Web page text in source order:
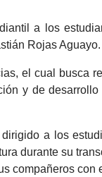
a los
Rojas Aguayo.
el cual busca
y de
a los
durante su
compañeros con